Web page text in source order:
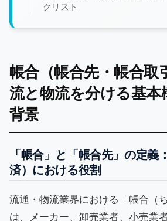
クリスト
帳合（帳合先・帳合取
流と物流を分ける基本
背景
「帳合」と「帳合先」の定義
済）における役割
流通・物流業界における「帳合（
は、メーカー、卸売業者、小売業